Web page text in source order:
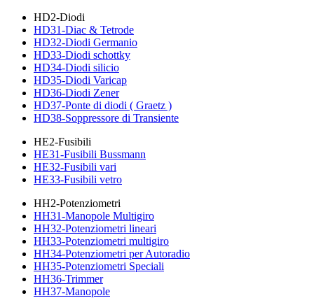
HD2-Diodi
HD31-Diac & Tetrode
HD32-Diodi Germanio
HD33-Diodi schottky
HD34-Diodi silicio
HD35-Diodi Varicap
HD36-Diodi Zener
HD37-Ponte di diodi ( Graetz )
HD38-Soppressore di Transiente
HE2-Fusibili
HE31-Fusibili Bussmann
HE32-Fusibili vari
HE33-Fusibili vetro
HH2-Potenziometri
HH31-Manopole Multigiro
HH32-Potenziometri lineari
HH33-Potenziometri multigiro
HH34-Potenziometri per Autoradio
HH35-Potenziometri Speciali
HH36-Trimmer
HH37-Manopole